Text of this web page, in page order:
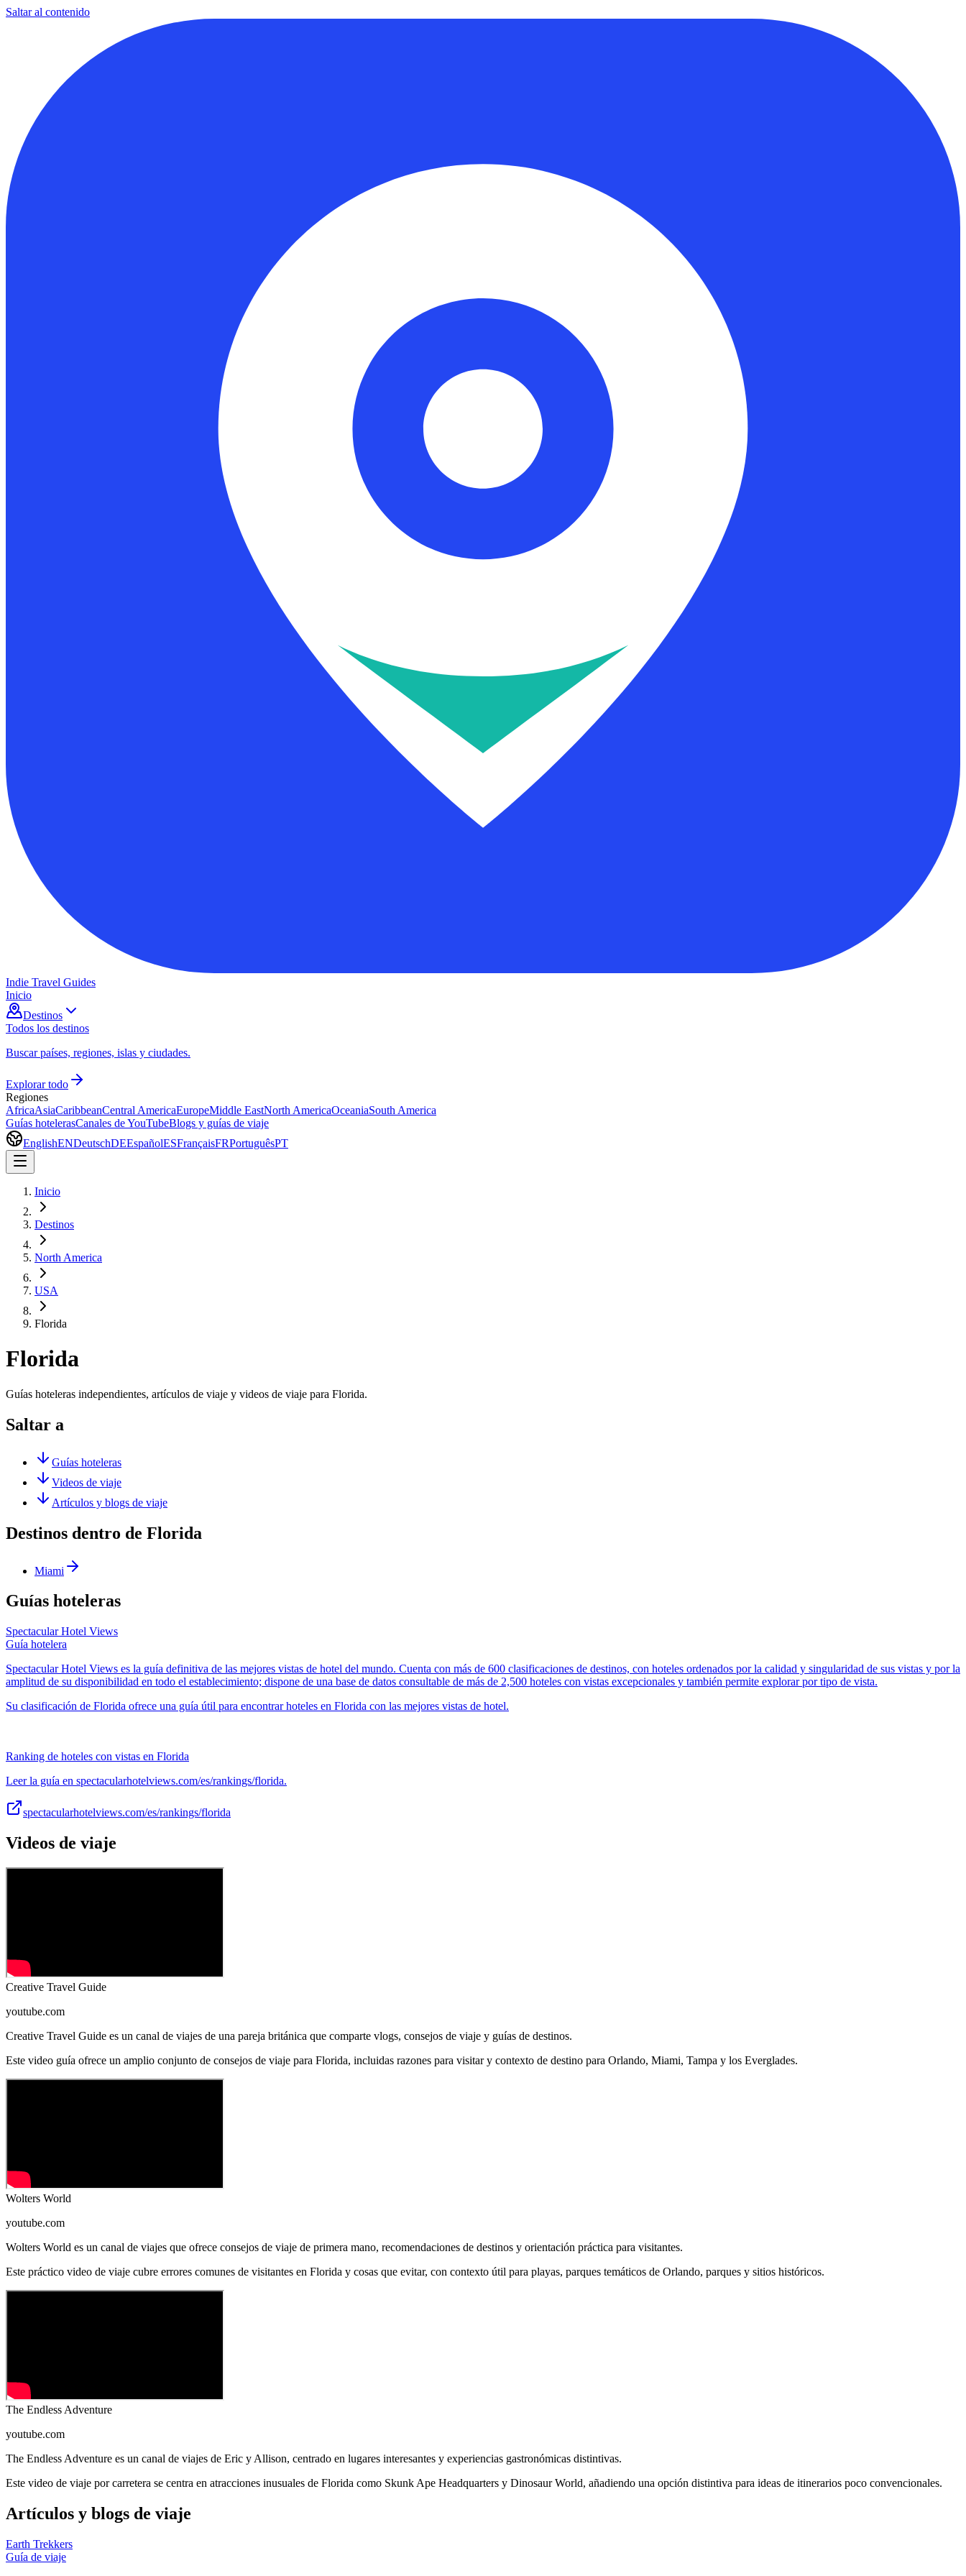
Saltar al contenido
Indie Travel Guides
Inicio
Destinos
Todos los destinos
Buscar países, regiones, islas y ciudades.
Explorar todo
Regiones
AfricaAsiaCaribbeanCentral AmericaEuropeMiddle EastNorth AmericaOceaniaSouth America
Guías hotelerasCanales de YouTubeBlogs y guías de viaje
EnglishENDeutschDEEspañolESFrançaisFRPortuguêsPT
Inicio
Destinos
North America
USA
Florida
Florida
Guías hoteleras independientes, artículos de viaje y videos de viaje para Florida.
Saltar a
Guías hoteleras
Videos de viaje
Artículos y blogs de viaje
Destinos dentro de Florida
Miami
Guías hoteleras
Spectacular Hotel Views
Guía hotelera
Spectacular Hotel Views es la guía definitiva de las mejores vistas de hotel del mundo. Cuenta con más de 600 clasificaciones de destinos, con hoteles ordenados por la calidad y singularidad de sus vistas y por la
amplitud de su disponibilidad en todo el establecimiento; dispone de una base de datos consultable de más de 2,500 hoteles con vistas excepcionales y también permite explorar por tipo de vista.
Su clasificación de Florida ofrece una guía útil para encontrar hoteles en Florida con las mejores vistas de hotel.
Ranking de hoteles con vistas en Florida
Leer la guía en spectacularhotelviews.com/es/rankings/florida.
spectacularhotelviews.com/es/rankings/florida
Videos de viaje
Creative Travel Guide
youtube.com
Creative Travel Guide es un canal de viajes de una pareja británica que comparte vlogs, consejos de viaje y guías de destinos.
Este video guía ofrece un amplio conjunto de consejos de viaje para Florida, incluidas razones para visitar y contexto de destino para Orlando, Miami, Tampa y los Everglades.
Wolters World
youtube.com
Wolters World es un canal de viajes que ofrece consejos de viaje de primera mano, recomendaciones de destinos y orientación práctica para visitantes.
Este práctico video de viaje cubre errores comunes de visitantes en Florida y cosas que evitar, con contexto útil para playas, parques temáticos de Orlando, parques y sitios históricos.
The Endless Adventure
youtube.com
The Endless Adventure es un canal de viajes de Eric y Allison, centrado en lugares interesantes y experiencias gastronómicas distintivas.
Este video de viaje por carretera se centra en atracciones inusuales de Florida como Skunk Ape Headquarters y Dinosaur World, añadiendo una opción distintiva para ideas de itinerarios poco convencionales.
Artículos y blogs de viaje
Earth Trekkers
Guía de viaje